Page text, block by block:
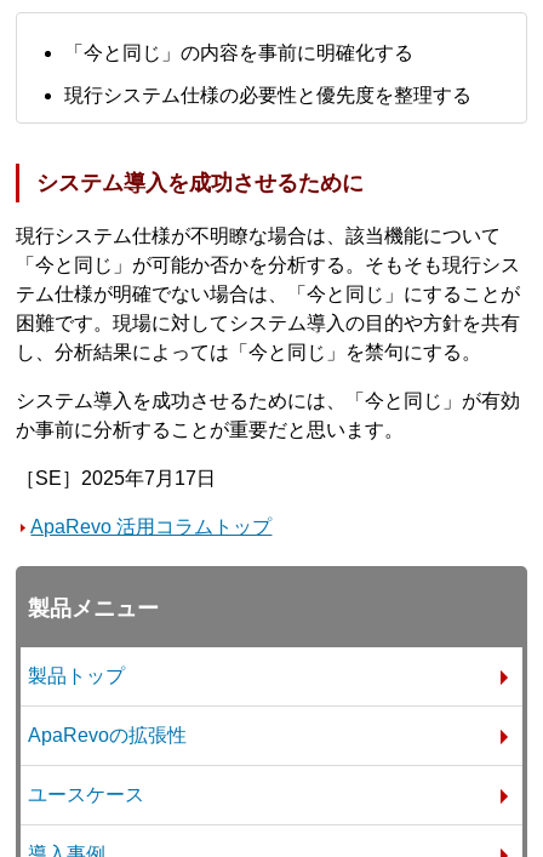
「今と同じ」の内容を事前に明確化する
現行システム仕様の必要性と優先度を整理する
システム導入を成功させるために
現行システム仕様が不明瞭な場合は、該当機能について
「今と同じ」が可能か否かを分析する。そもそも現行シス
テム仕様が明確でない場合は、「今と同じ」にすることが
困難です。現場に対してシステム導入の目的や方針を共有
し、分析結果によっては「今と同じ」を禁句にする。
システム導入を成功させるためには、「今と同じ」が有効
か事前に分析することが重要だと思います。
［SE］2025年7月17日
ApaRevo 活用コラムトップ
製品メニュー
製品トップ
ApaRevoの拡張性
ユースケース